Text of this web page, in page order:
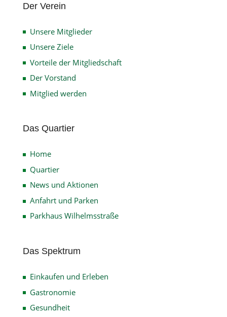
Der Verein
Unsere Mitglieder
Unsere Ziele
Vorteile der Mitgliedschaft
Der Vorstand
Mitglied werden
Das Quartier
Home
Quartier
News und Aktionen
Anfahrt und Parken
Parkhaus Wilhelmsstraße
Das Spektrum
Einkaufen und Erleben
Gastronomie
Gesundheit